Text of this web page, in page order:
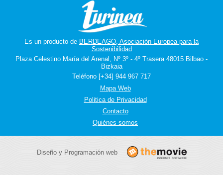
Es un producto de BERDEAGO, Asociación Europea para la
Sostenibilidad
Plaza Celestino María del Arenal, Nº 3º - 4º Trasera 48015 Bilbao -
Bizkaia
Teléfono [+34] 944 967 717
Mapa Web
Politica de Privacidad
Contacto
Quiénes somos
Diseño y Programación web